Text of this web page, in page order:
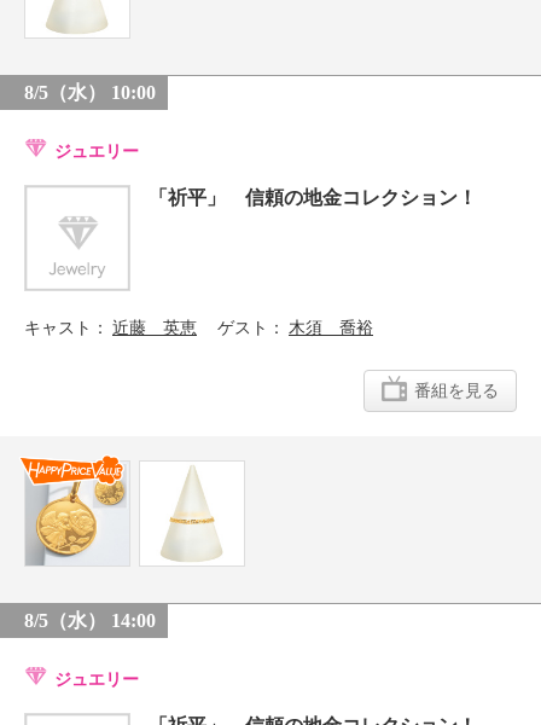
8/5（水） 10:00
ジュエリー
「祈平」 信頼の地金コレクション！
キャスト 近藤 英恵 ゲスト 木須 喬裕
番組を見る
8/5（水） 14:00
ジュエリー